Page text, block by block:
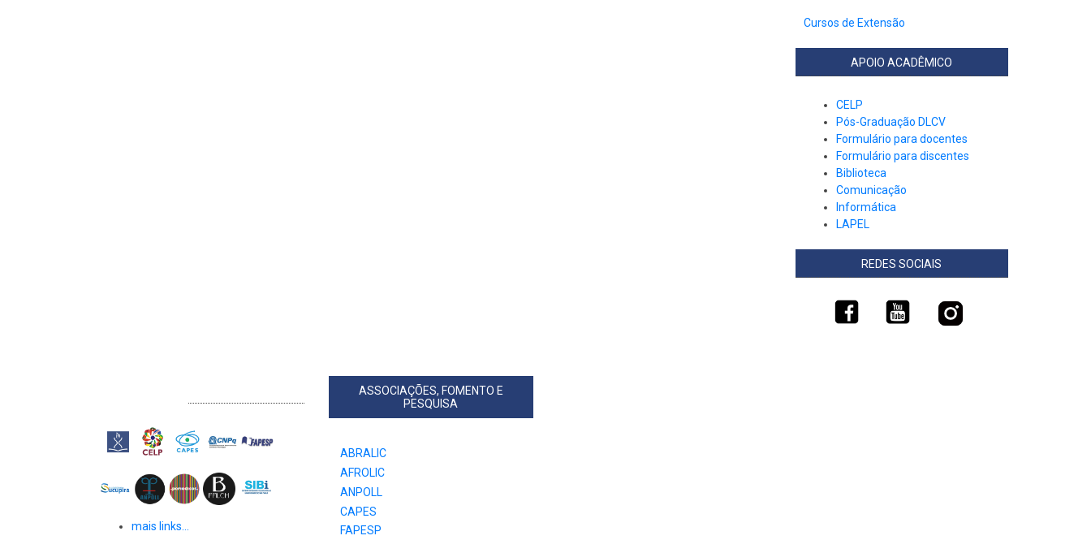
Cursos de Extensão
APOIO ACADÊMICO
CELP
Pós-Graduação DLCV
Formulário para docentes
Formulário para discentes
Biblioteca
Comunicação
Informática
LAPEL
REDES SOCIAIS
mais links...
ASSOCIAÇÕES, FOMENTO E
PESQUISA
ABRALIC
AFROLIC
ANPOLL
CAPES
FAPESP